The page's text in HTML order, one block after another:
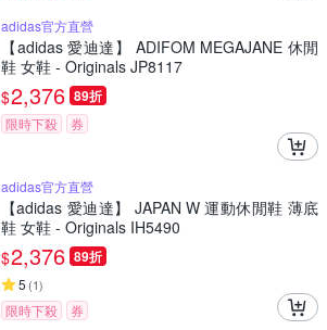
adidas官方直營
【adidas 愛迪達】 ADIFOM MEGAJANE 休閒
鞋 女鞋 - Originals JP8117
$2,376 89折
限時下殺 券
adidas官方直營
【adidas 愛迪達】 JAPAN W 運動休閒鞋 薄底
鞋 女鞋 - Originals IH5490
$2,376 89折
5 (1)
限時下殺
券